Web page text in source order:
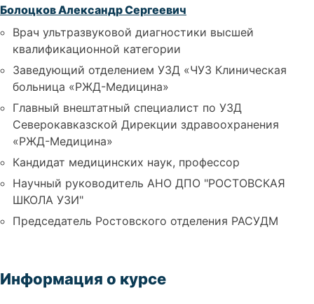
Информация о курсе
Болоцков Александр Сергеевич
Врач ультразвуковой диагностики высшей
квалификационной категории
Заведующий отделением УЗД «ЧУЗ Клиническая
больница «РЖД-Медицина»
Главный внештатный специалист по УЗД
Северокавказской Дирекции здравоохранения
«РЖД-Медицина»
Кандидат медицинских наук, профессор
Научный руководитель АНО ДПО "РОСТОВСКАЯ
ШКОЛА УЗИ"
Председатель Ростовского отделения РАСУДМ